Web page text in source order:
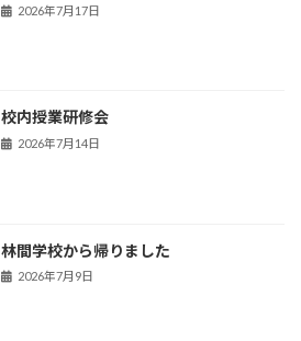
2026年7月17日
校内授業研修会
2026年7月14日
林間学校から帰りました
2026年7月9日